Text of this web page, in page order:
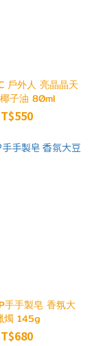
戶外人 亮晶晶天
子油 80ml
手手製皂 香氛大
燭 145g